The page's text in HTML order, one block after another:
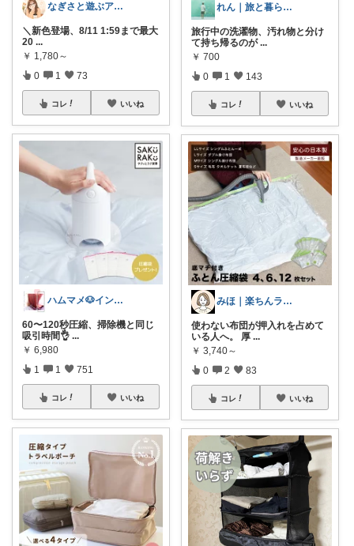
なぎさと遊ぶアウトドア🌊🏕️
＼新色登場、8/11 1:59まで最大
20 ...
￥ 1,780～
0 1 73
コレ いいね
ハムマメ🐶インテリア・キッチン🌸
60〜120秒圧縮、掃除機と同じ
吸引時間👌 ...
￥ 6,980
1 1 751
コレ いいね
れん｜旅と暮らしの愛用品
旅行中の洗濯物、汚れ物と分け
て持ち帰るのが ...
￥ 700
0 1 143
コレ いいね
みほ｜楽ちんライフ研究中
使わない布団が押入れを占めて
いる人へ。 厚 ...
￥ 3,740～
0 2 83
コレ いいね